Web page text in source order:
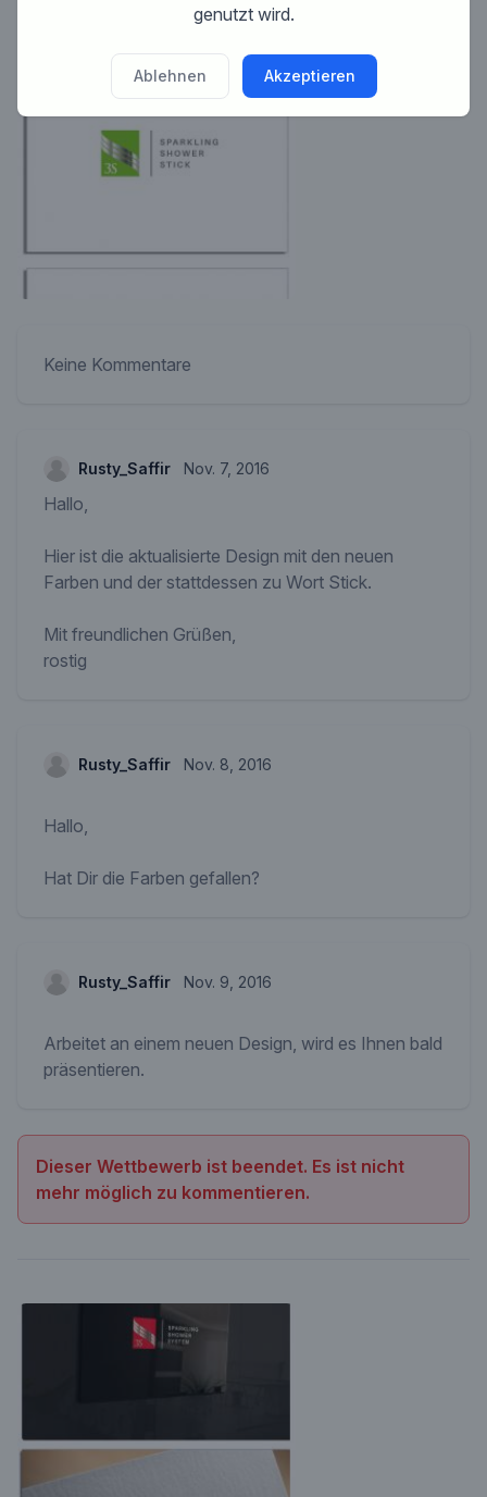
Keine Kommentare
Rusty_Saffir Nov. 7, 2016
Hallo,
Hier ist die aktualisierte Design mit den neuen
Farben und der stattdessen zu Wort Stick.
Mit freundlichen Grüßen,
rostig
Rusty_Saffir Nov. 8, 2016
Hallo,
Hat Dir die Farben gefallen?
Rusty_Saffir Nov. 9, 2016
Arbeitet an einem neuen Design, wird es Ihnen bald
präsentieren.
Dieser Wettbewerb ist beendet. Es ist nicht
mehr möglich zu kommentieren.
genutzt wird.
Ablehnen Akzeptieren